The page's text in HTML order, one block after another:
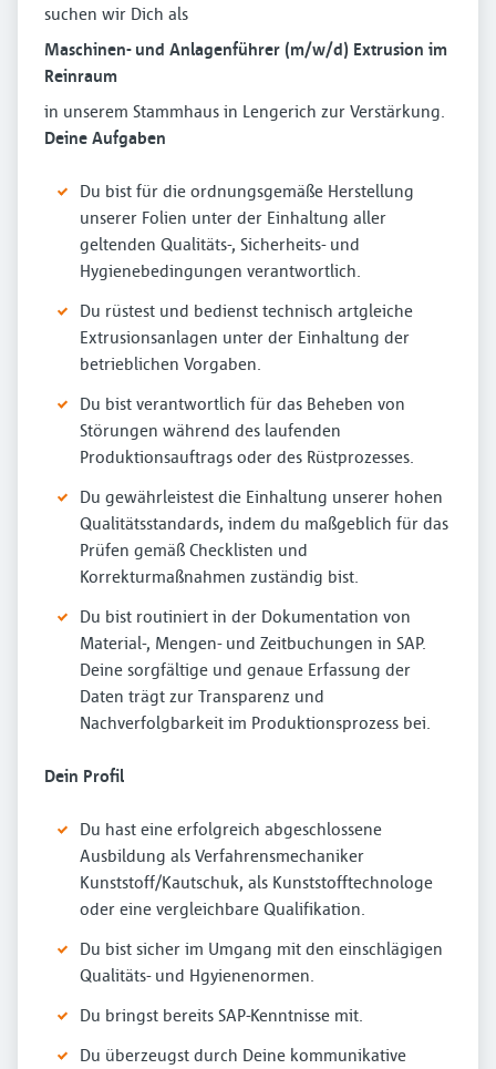
suchen wir Dich als
Maschinen- und Anlagenführer (m/w/d) Extrusion im
Reinraum
in unserem Stammhaus in Lengerich zur Verstärkung.
Deine Aufgaben
Du bist für die ordnungsgemäße Herstellung
unserer Folien unter der Einhaltung aller
geltenden Qualitäts-, Sicherheits- und
Hygienebedingungen verantwortlich.
Du rüstest und bedienst technisch artgleiche
Extrusionsanlagen unter der Einhaltung der
betrieblichen Vorgaben.
Du bist verantwortlich für das Beheben von
Störungen während des laufenden
Produktionsauftrags oder des Rüstprozesses.
Du gewährleistest die Einhaltung unserer hohen
Qualitätsstandards, indem du maßgeblich für das
Prüfen gemäß Checklisten und
Korrekturmaßnahmen zuständig bist.
Du bist routiniert in der Dokumentation von
Material-, Mengen- und Zeitbuchungen in SAP.
Deine sorgfältige und genaue Erfassung der
Daten trägt zur Transparenz und
Nachverfolgbarkeit im Produktionsprozess bei.
Dein Profil
Du hast eine erfolgreich abgeschlossene
Ausbildung als Verfahrensmechaniker
Kunststoff/Kautschuk, als Kunststofftechnologe
oder eine vergleichbare Qualifikation.
Du bist sicher im Umgang mit den einschlägigen
Qualitäts- und Hgyienenormen.
Du bringst bereits SAP-Kenntnisse mit.
Du überzeugst durch Deine kommunikative